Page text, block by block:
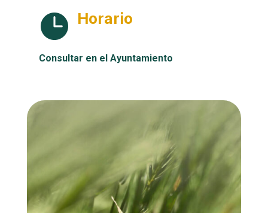
 Horario
Consultar en el Ayuntamiento